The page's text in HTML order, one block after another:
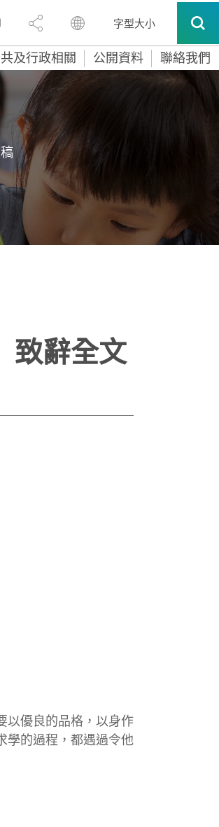
字型大小
及行政相關 公開資料 聯絡我們
致辭全文
以優良的品格，以身作
學的過程，都遇過令他